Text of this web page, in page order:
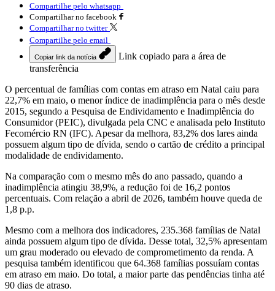
Compartilhe pelo whatsapp
Compartilhar no facebook
Compartilhar no twitter
Compartilhe pelo email
Copiar link da notícia
Link copiado para a área de
transferência
O percentual de famílias com contas em atraso em Natal caiu para
22,7% em maio, o menor índice de inadimplência para o mês desde
2015, segundo a Pesquisa de Endividamento e Inadimplência do
Consumidor (PEIC), divulgada pela CNC e analisada pelo Instituto
Fecomércio RN (IFC). Apesar da melhora, 83,2% dos lares ainda
possuem algum tipo de dívida, sendo o cartão de crédito a principal
modalidade de endividamento.
Na comparação com o mesmo mês do ano passado, quando a
inadimplência atingiu 38,9%, a redução foi de 16,2 pontos
percentuais. Com relação a abril de 2026, também houve queda de
1,8 p.p.
Mesmo com a melhora dos indicadores, 235.368 famílias de Natal
ainda possuem algum tipo de dívida. Desse total, 32,5% apresentam
um grau moderado ou elevado de comprometimento da renda. A
pesquisa também identificou que 64.368 famílias possuíam contas
em atraso em maio. Do total, a maior parte das pendências tinha até
90 dias de atraso.